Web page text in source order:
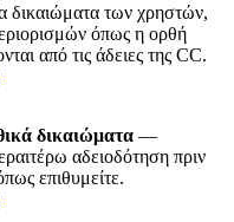
των χρηστών,
όπως η ορθή
από τις άδειες της CC.
δικαιώματα —
αδειοδότηση πριν
επιθυμείτε.